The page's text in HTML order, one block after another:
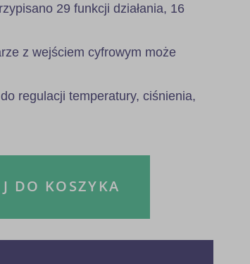
29 funkcji działania, 16
z wejściem cyfrowym może
regulacji temperatury, ciśnienia,
DO KOSZYKA